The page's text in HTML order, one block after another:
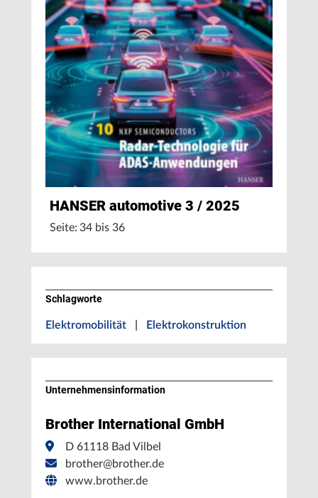
HANSER automotive 3 / 2025
Seite: 34 bis 36
Schlagworte
Elektromobilität Elektrokonstruktion
Unternehmens­information
Brother International GmbH
D 61118 Bad Vilbel
brother@brother.de
www.brother.de